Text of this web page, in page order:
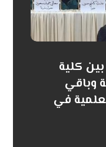
كلية
وباقي
في